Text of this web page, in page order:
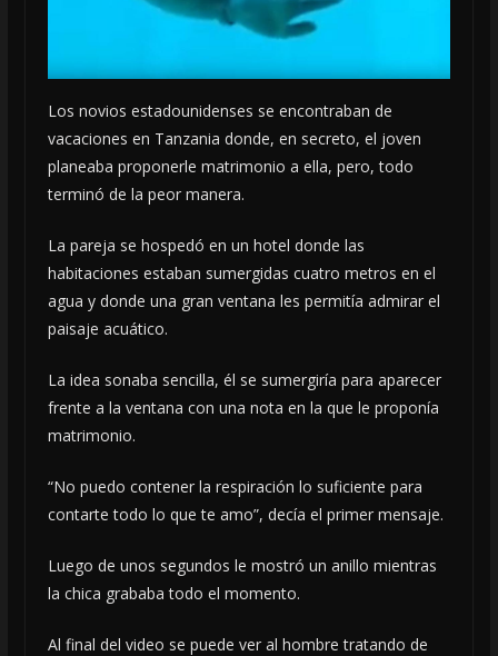
Los novios estadounidenses se encontraban de
vacaciones en Tanzania donde, en secreto, el joven
planeaba proponerle matrimonio a ella, pero, todo
terminó de la peor manera.
La pareja se hospedó en un hotel donde las
habitaciones estaban sumergidas cuatro metros en el
agua y donde una gran ventana les permitía admirar el
paisaje acuático.
La idea sonaba sencilla, él se sumergiría para aparecer
frente a la ventana con una nota en la que le proponía
matrimonio.
“No puedo contener la respiración lo suficiente para
contarte todo lo que te amo”, decía el primer mensaje.
Luego de unos segundos le mostró un anillo mientras
la chica grababa todo el momento.
Al final del video se puede ver al hombre tratando de